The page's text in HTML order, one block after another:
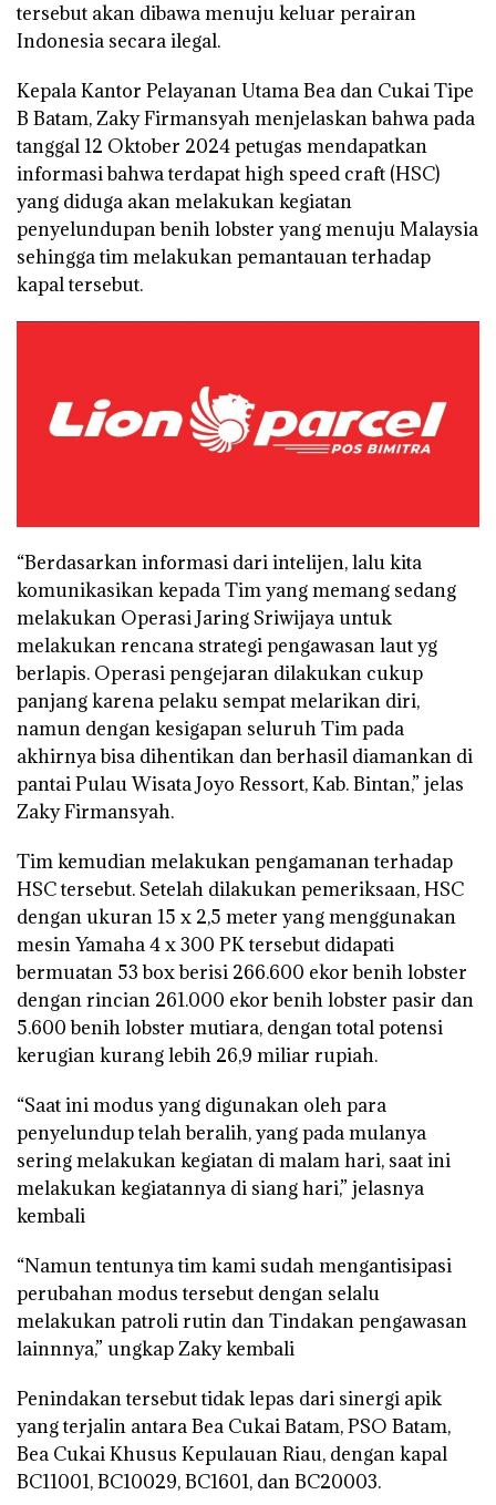
tersebut akan dibawa menuju keluar perairan
Indonesia secara ilegal.
Kepala Kantor Pelayanan Utama Bea dan Cukai Tipe
B Batam, Zaky Firmansyah menjelaskan bahwa pada
tanggal 12 Oktober 2024 petugas mendapatkan
informasi bahwa terdapat high speed craft (HSC)
yang diduga akan melakukan kegiatan
penyelundupan benih lobster yang menuju Malaysia
sehingga tim melakukan pemantauan terhadap
kapal tersebut.
“Berdasarkan informasi dari intelijen, lalu kita
komunikasikan kepada Tim yang memang sedang
melakukan Operasi Jaring Sriwijaya untuk
melakukan rencana strategi pengawasan laut yg
berlapis. Operasi pengejaran dilakukan cukup
panjang karena pelaku sempat melarikan diri,
namun dengan kesigapan seluruh Tim pada
akhirnya bisa dihentikan dan berhasil diamankan di
pantai Pulau Wisata Joyo Ressort, Kab. Bintan,” jelas
Zaky Firmansyah.
Tim kemudian melakukan pengamanan terhadap
HSC tersebut. Setelah dilakukan pemeriksaan, HSC
dengan ukuran 15 x 2,5 meter yang menggunakan
mesin Yamaha 4 x 300 PK tersebut didapati
bermuatan 53 box berisi 266.600 ekor benih lobster
dengan rincian 261.000 ekor benih lobster pasir dan
5.600 benih lobster mutiara, dengan total potensi
kerugian kurang lebih 26,9 miliar rupiah.
“Saat ini modus yang digunakan oleh para
penyelundup telah beralih, yang pada mulanya
sering melakukan kegiatan di malam hari, saat ini
melakukan kegiatannya di siang hari,” jelasnya
kembali
“Namun tentunya tim kami sudah mengantisipasi
perubahan modus tersebut dengan selalu
melakukan patroli rutin dan Tindakan pengawasan
lainnnya,” ungkap Zaky kembali
Penindakan tersebut tidak lepas dari sinergi apik
yang terjalin antara Bea Cukai Batam, PSO Batam,
Bea Cukai Khusus Kepulauan Riau, dengan kapal
BC11001, BC10029, BC1601, dan BC20003.